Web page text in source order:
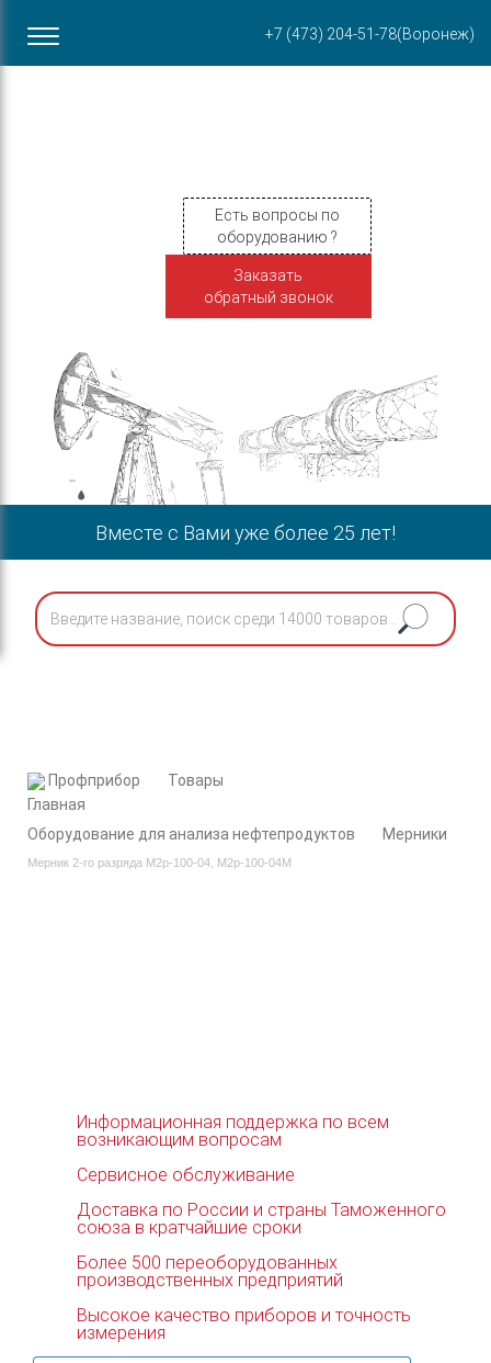
+7 (473) 204-51-78(Воронеж)
ул. Пирогова, 87Б
Есть вопросы по
оборудованию ?
Заказать
обратный звонок
Вместе с Вами уже более 25 лет!
Профприбор Товары
Оборудование для анализа нефтепродуктов Мерники
Мерник 2-го разряда М2р-100-04, М2р-100-04М
Информационная поддержка по всем
возникающим вопросам
Сервисное обслуживание
Доставка по России и страны Таможенного
союза в кратчайшие сроки
Более 500 переоборудованных
производственных предприятий
Высокое качество приборов и точность
измерения